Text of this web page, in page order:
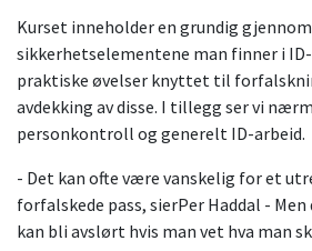
Kurset inneholder en grundig
sikkerhetselementene man finner i
praktiske øvelser knyttet til
avdekking av disse. I tillegg ser vi
personkontroll og generelt ID-arbeid.
- Det kan ofte være vanskelig for et
forfalskede pass, sierPer Haddal -
kan bli avslørt hvis man vet hva man